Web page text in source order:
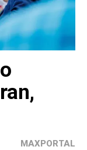
MAXPORTAL